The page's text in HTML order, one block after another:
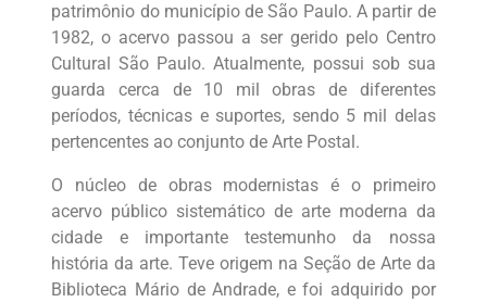
patrimônio do município de São Paulo. A partir de
1982, o acervo passou a ser gerido pelo Centro
Cultural São Paulo. Atualmente, possui sob sua
guarda cerca de 10 mil obras de diferentes
períodos, técnicas e suportes, sendo 5 mil delas
pertencentes ao conjunto de Arte Postal.
O núcleo de obras modernistas é o primeiro
acervo público sistemático de arte moderna da
cidade e importante testemunho da nossa
história da arte. Teve origem na Seção de Arte da
Biblioteca Mário de Andrade, e foi adquirido por